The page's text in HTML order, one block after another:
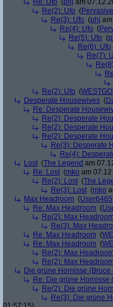
Re: Ufo (phj am
Re(2): Ufo (Pervasive
Re(3): Ufo (phj
Re(4): Ufo (
Re(5): Ufo (
Re(6): Ufo
Re(7):
Re(2): Ufo (
Desperate Housewives (
Re: Desperate
Re(2): Desperate
Re(2): Desperate
Re(2): Desperate
Re(3): Desperate
Re(4):
Lost (The Legend am
Re: Lost (mko am
Re(2): Lost (The
Re(3): Lost (mko
Max Headroom (User6465
Re: Max Headroom (
Re(2): Max Headroom
Re(3): Max
Re: Max Headroom (
Re: Max Headroom (
Re(2): Max Headroom
Re(2): Max Headroom
Die grüne Hornisse (Bruce
Re: Die grüne Hornisse
Re(2): Die grüne
Re(3): Die grüne